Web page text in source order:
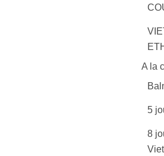
A la
5
8